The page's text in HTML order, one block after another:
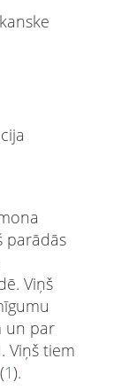
parādās
Viņš
un par
Viņš tiem
1).